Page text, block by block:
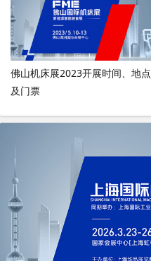
佛山机床展2023开展时间、地点
及门票